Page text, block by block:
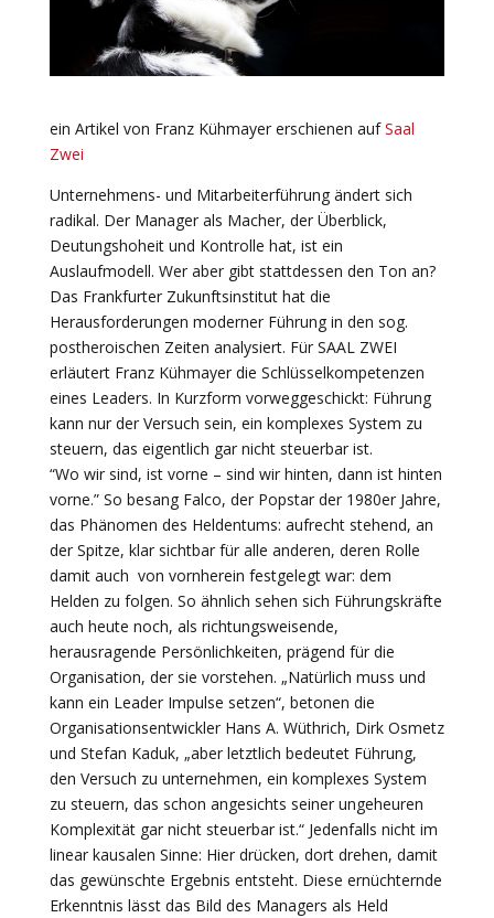
ein Artikel von Franz Kühmayer erschienen aufSaal
Zwei
Unternehmens- und Mitarbeiterführung ändert sich
radikal. Der Manager als Macher, der Überblick,
Deutungshoheit und Kontrolle hat, ist ein
Auslaufmodell. Wer aber gibt stattdessen den Ton an?
Das Frankfurter Zukunftsinstitut hat die
Herausforderungen moderner Führung in den sog.
postheroischen Zeiten analysiert. Für SAAL ZWEI
erläutert Franz Kühmayer die Schlüsselkompetenzen
eines Leaders. In Kurzform vorweggeschickt: Führung
kann nur der Versuch sein, ein komplexes System zu
steuern, das eigentlich gar nicht steuerbar ist.
“Wo wir sind, ist vorne – sind wir hinten, dann ist hinten
vorne.” So besang Falco, der Popstar der 1980er Jahre,
das Phänomen des Heldentums: aufrecht stehend, an
der Spitze, klar sichtbar für alle anderen, deren Rolle
damit auch von vornherein festgelegt war: dem
Helden zu folgen. So ähnlich sehen sich Führungskräfte
auch heute noch, als richtungsweisende,
herausragende Persönlichkeiten, prägend für die
Organisation, der sie vorstehen. „Natürlich muss und
kann ein Leader Impulse setzen“, betonen die
Organisationsentwickler Hans A. Wüthrich, Dirk Osmetz
und Stefan Kaduk, „aber letztlich bedeutet Führung,
den Versuch zu unternehmen, ein komplexes System
zu steuern, das schon angesichts seiner ungeheuren
Komplexität gar nicht steuerbar ist.“ Jedenfalls nicht im
linear kausalen Sinne: Hier drücken, dort drehen, damit
das gewünschte Ergebnis entsteht. Diese ernüchternde
Erkenntnis lässt das Bild des Managers als Held